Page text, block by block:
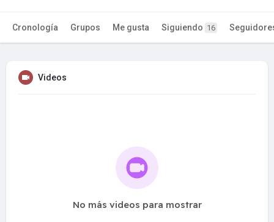
Cronología Grupos Me gusta Siguiendo 16
Videos
No más videos para mostrar